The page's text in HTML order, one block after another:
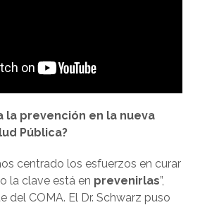
la prevención en la nueva
Pública?
centrado los esfuerzos en curar
la clave está en prevenirlas”,
del COMA. El Dr. Schwarz puso